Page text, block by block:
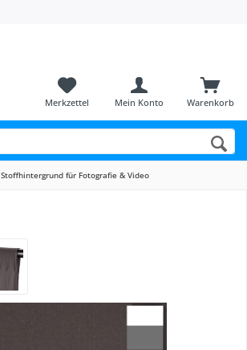
Warenkorb
Merkzettel Mein Konto
Stoffhintergrund für Fotografie & Video